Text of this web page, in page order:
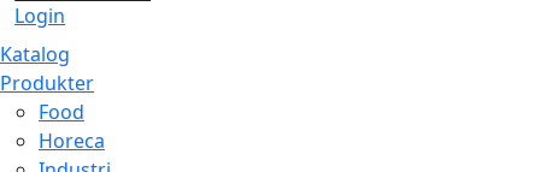
Login
Katalog
Produkter
Food
Horeca